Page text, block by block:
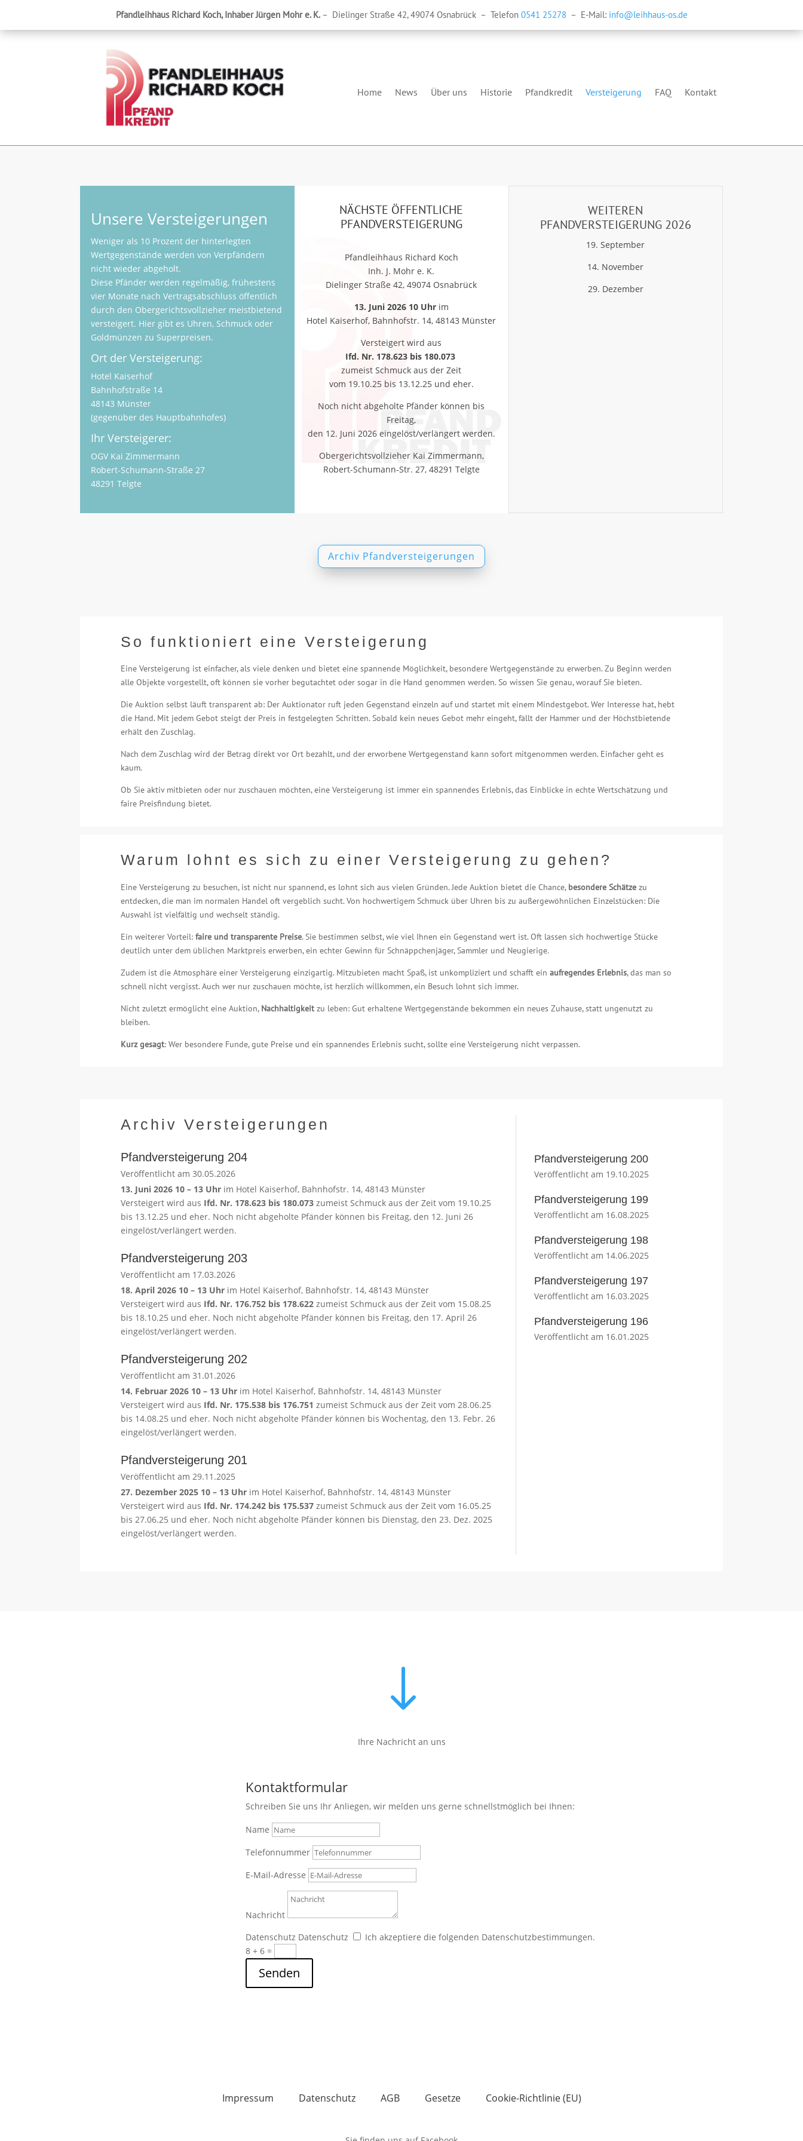
Pfandleihhaus Richard Koch, Inhaber Jürgen Mohr e. K.– Dielinger Straße 42, 49074 Osnabrück – Telefon 0541 25278 – E-Mail: info@leihhaus-os.de
Home News Über uns Historie Pfandkredit Versteigerung FAQ Kontakt
Unsere Versteigerungen
Weniger als 10 Prozent der hinterlegten
Wertgegenstände werden von Verpfändern
nicht wieder abgeholt.
Diese Pfänder werden regelmäßig, frühestens
vier Monate nach Vertragsabschluss öffentlich
durch den Obergerichtsvollzieher meistbietend
versteigert. Hier gibt es Uhren, Schmuck oder
Goldmünzen zu Superpreisen.
Ort der Versteigerung:
Hotel Kaiserhof
Bahnhofstraße 14
48143 Münster
(gegenüber des Hauptbahnhofes)
Ihr Versteigerer:
OGV Kai Zimmermann
Robert-Schumann-Straße 27
48291 Telgte
NÄCHSTE ÖFFENTLICHE
PFANDVERSTEIGERUNG
Pfandleihhaus Richard Koch
Inh. J. Mohr e. K.
Dielinger Straße 42, 49074 Osnabrück
13. Juni 2026 10 Uhr im
Hotel Kaiserhof, Bahnhofstr. 14, 48143 Münster
Versteigert wird aus
Ifd. Nr. 178.623 bis 180.073
zumeist Schmuck aus der Zeit
vom 19.10.25 bis 13.12.25 und eher.
Noch nicht abgeholte Pfänder können bis
Freitag,
den 12. Juni 2026 eingelöst/verlängert werden.
Obergerichtsvollzieher Kai Zimmermann,
Robert-Schumann-Str. 27, 48291 Telgte
WEITEREN
PFANDVERSTEIGERUNG 2026
19. September
14. November
29. Dezember
Archiv Pfandversteigerungen
So funktioniert eine Versteigerung
Eine Versteigerung ist einfacher, als viele denken und bietet eine spannende Möglichkeit, besondere Wertgegenstände zu erwerben. Zu Beginn werden
alle Objekte vorgestellt, oft können sie vorher begutachtet oder sogar in die Hand genommen werden. So wissen Sie genau, worauf Sie bieten.
Die Auktion selbst läuft transparent ab: Der Auktionator ruft jeden Gegenstand einzeln auf und startet mit einem Mindestgebot. Wer Interesse hat, hebt
die Hand. Mit jedem Gebot steigt der Preis in festgelegten Schritten. Sobald kein neues Gebot mehr eingeht, fällt der Hammer und der Höchstbietende
erhält den Zuschlag.
Nach dem Zuschlag wird der Betrag direkt vor Ort bezahlt, und der erworbene Wertgegenstand kann sofort mitgenommen werden. Einfacher geht es
kaum.
Ob Sie aktiv mitbieten oder nur zuschauen möchten, eine Versteigerung ist immer ein spannendes Erlebnis, das Einblicke in echte Wertschätzung und
faire Preisfindung bietet.
Warum lohnt es sich zu einer Versteigerung zu gehen?
Eine Versteigerung zu besuchen, ist nicht nur spannend, es lohnt sich aus vielen Gründen. Jede Auktion bietet die Chance, besondere Schätzezu
entdecken, die man im normalen Handel oft vergeblich sucht. Von hochwertigem Schmuck über Uhren bis zu außergewöhnlichen Einzelstücken: Die
Auswahl ist vielfältig und wechselt ständig.
Ein weiterer Vorteil: faire und transparente Preise. Sie bestimmen selbst, wie viel Ihnen ein Gegenstand wert ist. Oft lassen sich hochwertige Stücke
deutlich unter dem üblichen Marktpreis erwerben, ein echter Gewinn für Schnäppchenjäger, Sammler und Neugierige.
Zudem ist die Atmosphäre einer Versteigerung einzigartig. Mitzubieten macht Spaß, ist unkompliziert und schafft ein aufregendes Erlebnis, das man so
schnell nicht vergisst. Auch wer nur zuschauen möchte, ist herzlich willkommen, ein Besuch lohnt sich immer.
Nicht zuletzt ermöglicht eine Auktion, Nachhaltigkeitzu leben: Gut erhaltene Wertgegenstände bekommen ein neues Zuhause, statt ungenutzt zu
bleiben.
Kurz gesagt: Wer besondere Funde, gute Preise und ein spannendes Erlebnis sucht, sollte eine Versteigerung nicht verpassen.
Archiv Versteigerungen
Pfandversteigerung 204
Veröffentlicht am 30.05.2026
13. Juni 2026 10 – 13 Uhr im Hotel Kaiserhof, Bahnhofstr. 14, 48143 Münster
Versteigert wird aus Ifd. Nr. 178.623 bis 180.073 zumeist Schmuck aus der Zeit vom 19.10.25
bis 13.12.25 und eher. Noch nicht abgeholte Pfänder können bis Freitag, den 12. Juni 26
eingelöst/verlängert werden.
Pfandversteigerung 203
Veröffentlicht am 17.03.2026
18. April 2026 10 – 13 Uhr im Hotel Kaiserhof, Bahnhofstr. 14, 48143 Münster
Versteigert wird aus Ifd. Nr. 176.752 bis 178.622 zumeist Schmuck aus der Zeit vom 15.08.25
bis 18.10.25 und eher. Noch nicht abgeholte Pfänder können bis Freitag, den 17. April 26
eingelöst/verlängert werden.
Pfandversteigerung 202
Veröffentlicht am 31.01.2026
14. Februar 2026 10 – 13 Uhr im Hotel Kaiserhof, Bahnhofstr. 14, 48143 Münster
Versteigert wird aus Ifd. Nr. 175.538 bis 176.751 zumeist Schmuck aus der Zeit vom 28.06.25
bis 14.08.25 und eher. Noch nicht abgeholte Pfänder können bis Wochentag, den 13. Febr. 26
eingelöst/verlängert werden.
Pfandversteigerung 201
Veröffentlicht am 29.11.2025
27. Dezember 2025 10 – 13 Uhr im Hotel Kaiserhof, Bahnhofstr. 14, 48143 Münster
Versteigert wird aus Ifd. Nr. 174.242 bis 175.537 zumeist Schmuck aus der Zeit vom 16.05.25
bis 27.06.25 und eher. Noch nicht abgeholte Pfänder können bis Dienstag, den 23. Dez. 2025
eingelöst/verlängert werden.
Pfandversteigerung 200
Veröffentlicht am 19.10.2025
Pfandversteigerung 199
Veröffentlicht am 16.08.2025
Pfandversteigerung 198
Veröffentlicht am 14.06.2025
Pfandversteigerung 197
Veröffentlicht am 16.03.2025
Pfandversteigerung 196
Veröffentlicht am 16.01.2025
"
Ihre Nachricht an uns
Kontaktformular
Schreiben Sie uns Ihr Anliegen, wir melden uns gerne schnellstmöglich bei Ihnen:
Name
Telefonnummer
E-Mail-Adresse
Nachricht
Datenschutz Datenschutz
Ich akzeptiere die folgenden Datenschutzbestimmungen.
8 + 6 =
Senden
Impressum Datenschutz AGB Gesetze Cookie-Richtlinie (EU)